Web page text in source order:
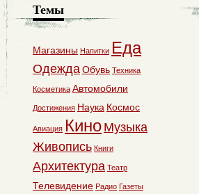
Темы
Магазины Напитки Еда
ОдеждаОбувь Техника
Косметика Автомобили
Достижения Наука Космос
Авиация Кино Музыка
Живопись Книги
Архитектура Театр
Телевидение Радио Газеты